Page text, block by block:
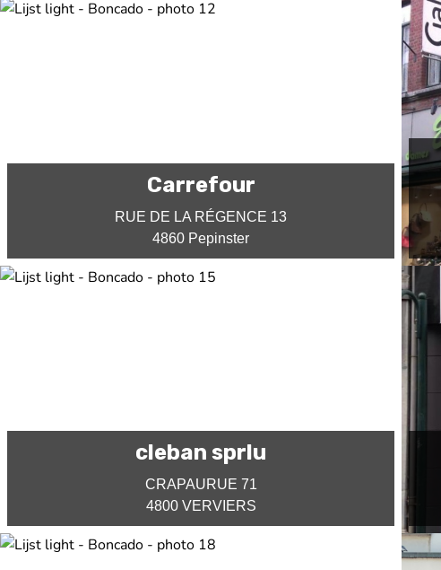
Carrefour
RUE DE LA RÉGENCE 13
4860 Pepinster
cleban sprlu
CRAPAURUE 71
4800 VERVIERS